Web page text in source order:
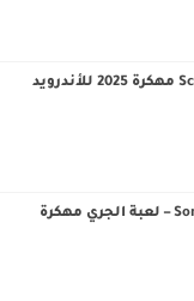
تحميل لعبة سكور هيرو Score! Hero مهكرة 2025 للأندرويد